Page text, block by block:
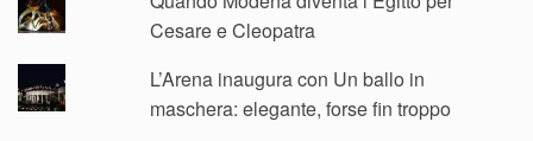
Cesare e Cleopatra
L’Arena inaugura con Un ballo in
maschera: elegante, forse fin troppo